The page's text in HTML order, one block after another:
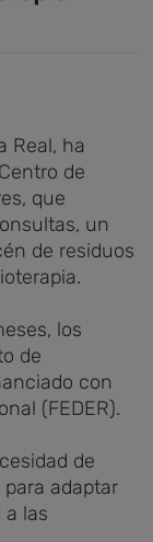
Real, ha
de
que
un
de residuos
los
de
con
(FEDER).
de
adaptar
las